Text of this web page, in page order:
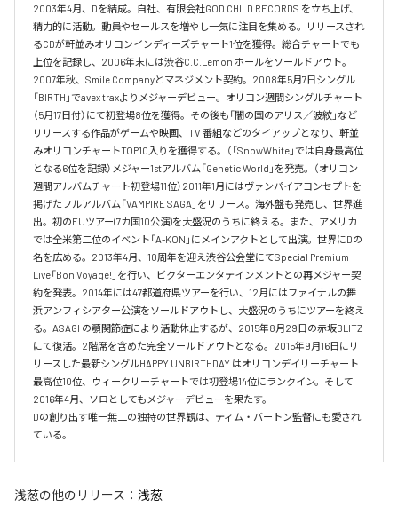
2003年4月、Dを結成。自社、有限会社GOD CHILD RECORDS を立ち上げ、
精力的に活動。動員やセールスを増やし一気に注目を集める。リリースされ
るCDが軒並みオリコンインディーズチャート1位を獲得。総合チャートでも
上位を記録し、2006年末には渋谷C.C.Lemon ホールをソールドアウト。
2007年秋、Smile Companyとマネジメント契約。2008年5月7日シングル
「BIRTH」でavex traxよりメジャーデビュー。オリコン週間シングルチャート
（5月17日付）にて初登場8位を獲得。その後も「闇の国のアリス／波紋」など
リリースする作品がゲームや映画、TV 番組などのタイアップとなり、軒並
みオリコンチャートTOP10入りを獲得する。（「SnowWhite」では自身最高位
となる6位を記録）メジャー1stアルバム「Genetic World」を発売。（オリコン
週間アルバムチャート初登場11位）2011年1月にはヴァンパイアコンセプトを
掲げたフルアルバム「VAMPIRE SAGA」をリリース。海外盤も発売し、世界進
出。初のEUツアー(7カ国10公演)を大盛況のうちに終える。また、アメリカ
では全米第二位のイベント「A-KON」にメインアクトとして出演。世界にDの
名を広める。2013年4月、10周年を迎え渋谷公会堂にてSpecial Premium
Live「Bon Voyage!」を行い、ビクターエンタテインメントとの再メジャー契
約を発表。2014年には47都道府県ツアーを行い、12月にはファイナルの舞
浜アンフィシアター公演をソールドアウトし、大盛況のうちにツアーを終え
る。ASAGI の顎関節症により活動休止するが、2015年8月29日の赤坂BLITZ
にて復活。2階席を含めた完全ソールドアウトとなる。2015年9月16日にリ
リースした最新シングルHAPPY UNBIRTHDAY はオリコンデイリーチャート
最高位10位、ウィークリーチャートでは初登場14位にランクイン。そして
2016年4月、ソロとしてもメジャーデビューを果たす。
Dの創り出す唯一無二の独特の世界観は、ティム・バートン監督にも愛され
ている。
浅葱の他のリリース： 浅葱